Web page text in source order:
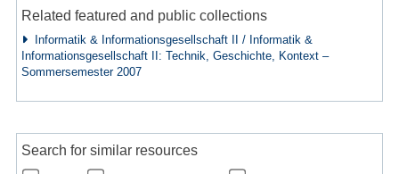
Related featured and public collections
Informatik & Informationsgesellschaft II / Informatik &
Informationsgesellschaft II: Technik, Geschichte, Kontext –
Sommersemester 2007
Search for similar resources